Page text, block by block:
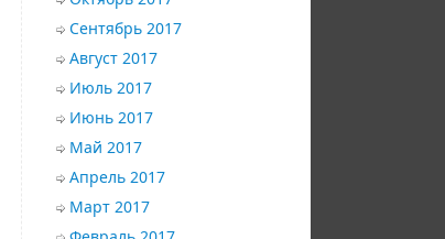
Сентябрь 2017
Август 2017
Июль 2017
Июнь 2017
Май 2017
Апрель 2017
Март 2017